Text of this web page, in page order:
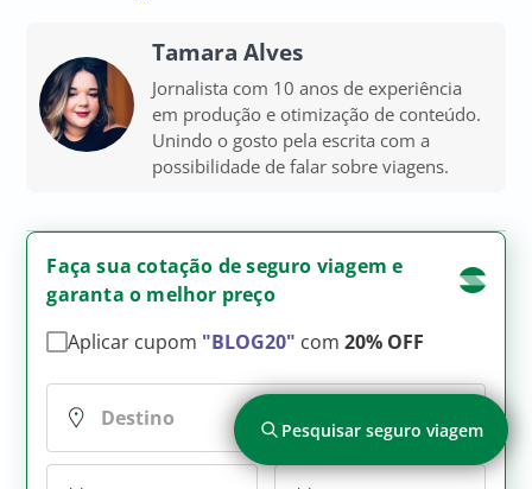
Tamara Alves
Jornalista com 10 anos de experiência
em produção e otimização de conteúdo.
Unindo o gosto pela escrita com a
possibilidade de falar sobre viagens.
Faça sua cotação de seguro viagem e
garanta o melhor preço
Aplicar cupom "BLOG20" com20% OFF
Pesquisar seguro viagem